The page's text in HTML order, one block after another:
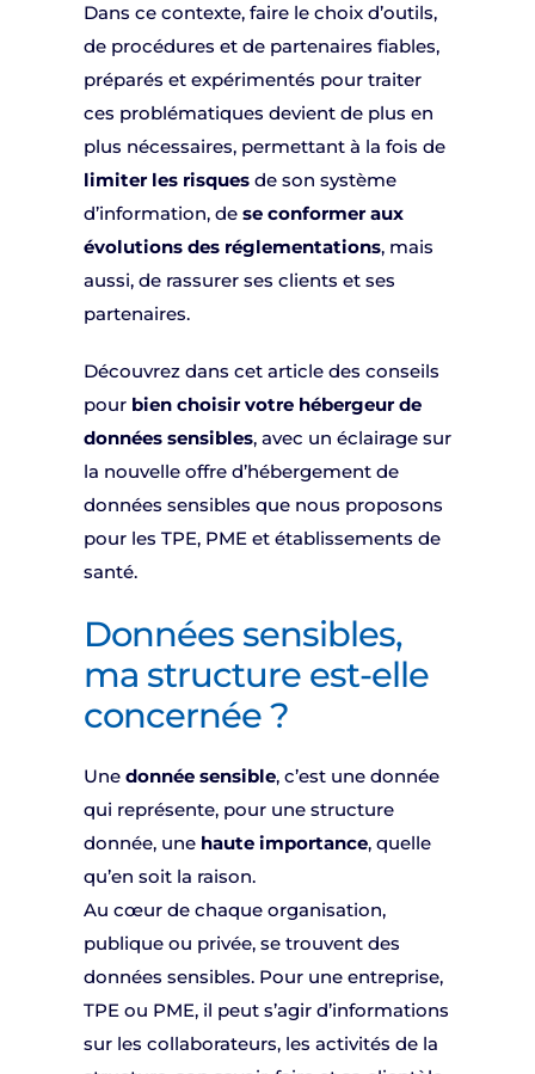
Dans ce contexte, faire le choix d’outils,
de procédures et de partenaires fiables,
préparés et expérimentés pour traiter
ces problématiques devient de plus en
plus nécessaires, permettant à la fois de
limiter les risquesde son système
d’information, de se conformer aux
évolutions des réglementations, mais
aussi, de rassurer ses clients et ses
partenaires.
Découvrez dans cet article des conseils
pour bien choisir votre hébergeur de
données sensibles, avec un éclairage sur
la nouvelle offre d’hébergement de
données sensibles que nous proposons
pour les TPE, PME et établissements de
santé.
Données sensibles,
ma structure est-elle
concernée ?
Unedonnée sensible, c’est une donnée
qui représente, pour une structure
donnée, unehaute importance, quelle
qu’en soit la raison.
Au cœur de chaque organisation,
publique ou privée, se trouvent des
données sensibles. Pour une entreprise,
TPE ou PME, il peut s’agir d’informations
sur les collaborateurs, les activités de la